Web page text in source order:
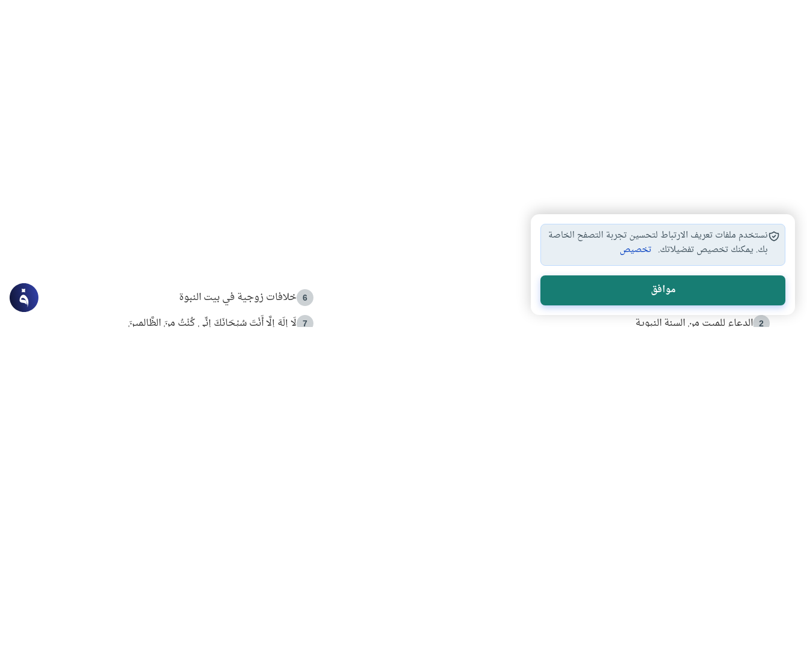
الأكثر قراءة
أدعية من السنة النبوية
2 الدعاء للميت من السنة النبوية
6 خلافات زوجية في بيت النبوة
7 لَا إِلَهَ إِلَّا أَنْتَ سُبْحَانَكَ إِنِّي كُنْتُ مِنَ الظَّالِمِينَ
نستخدم ملفات تعريف الارتباط لتحسين تجربة التصفح الخاصة
بك. يمكنك تخصيص تفضيلاتك. تخصيص
موافق